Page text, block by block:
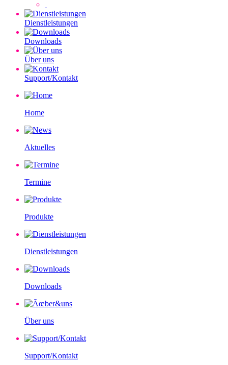
Dienstleistungen
Downloads
Über uns
Support/Kontakt
Home
Aktuelles
Termine
Produkte
Dienstleistungen
Downloads
Über uns
Support/Kontakt